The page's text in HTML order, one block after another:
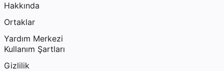
Hakkında
Ortaklar
Yardım Merkezi
Kullanım Şartları
Gizlilik